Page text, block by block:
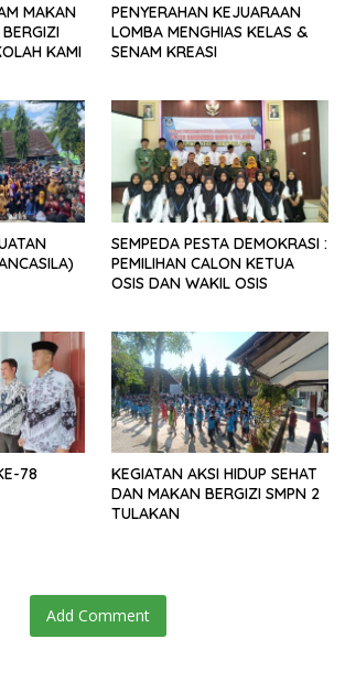
MAKAN
KAMI
PENYERAHAN KEJUARAAN
LOMBA MENGHIAS KELAS &
SENAM KREASI
SEMPEDA PESTA DEMOKRASI :
PEMILIHAN CALON KETUA
OSIS DAN WAKIL OSIS
78
KEGIATAN AKSI HIDUP SEHAT
DAN MAKAN BERGIZI SMPN 2
TULAKAN
Add Comment